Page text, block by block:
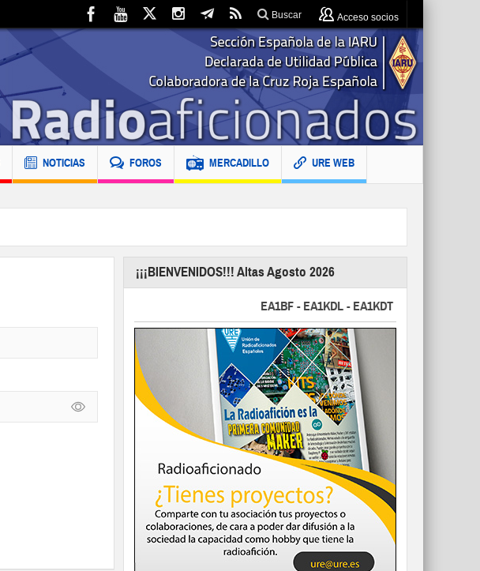
Buscar Acceso socios
NOTICIAS FOROS MERCADILLO URE WEB
¡¡¡BIENVENIDOS!!! Altas Agosto 2026
EA1BF - EA1KDL - EA1KDT - EA2FBJ - EA2FJU -